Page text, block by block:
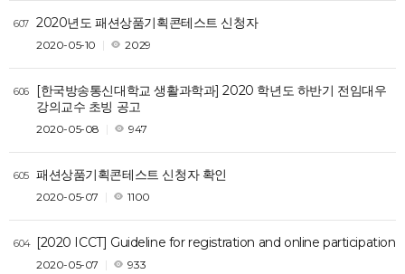
607 2020년도 패션상품기획콘테스트 신청자
2020-05-10 2029
606
[한국방송통신대학교 생활과학과] 2020 학년도 하반기 전임대우
강의교수 초빙 공고
2020-05-08 947
605 패션상품기획콘테스트 신청자 확인
2020-05-07 1100
604 [2020 ICCT] Guideline for registration and online participation
2020-05-07 933